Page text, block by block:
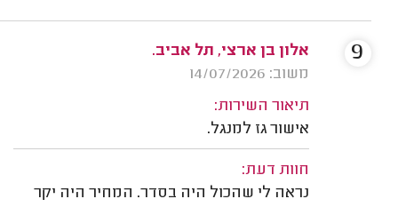
אלון בן ארצי, תל אביב.
משוב: 14/07/2026
תיאור השירות:
אישור גז למנגל.
חוות דעת:
נראה לי שהכול היה בסדר. המחיר היה יקר
9